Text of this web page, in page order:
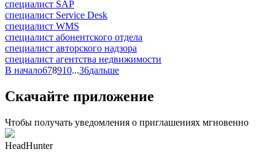
специалист SAP
специалист Service Desk
специалист WMS
специалист абонентского отдела
специалист авторского надзора
специалист агентства недвижимости
В начало678910...36дальше
Скачайте приложение
Чтобы получать уведомления о приглашениях мгновенно
HeadHunter